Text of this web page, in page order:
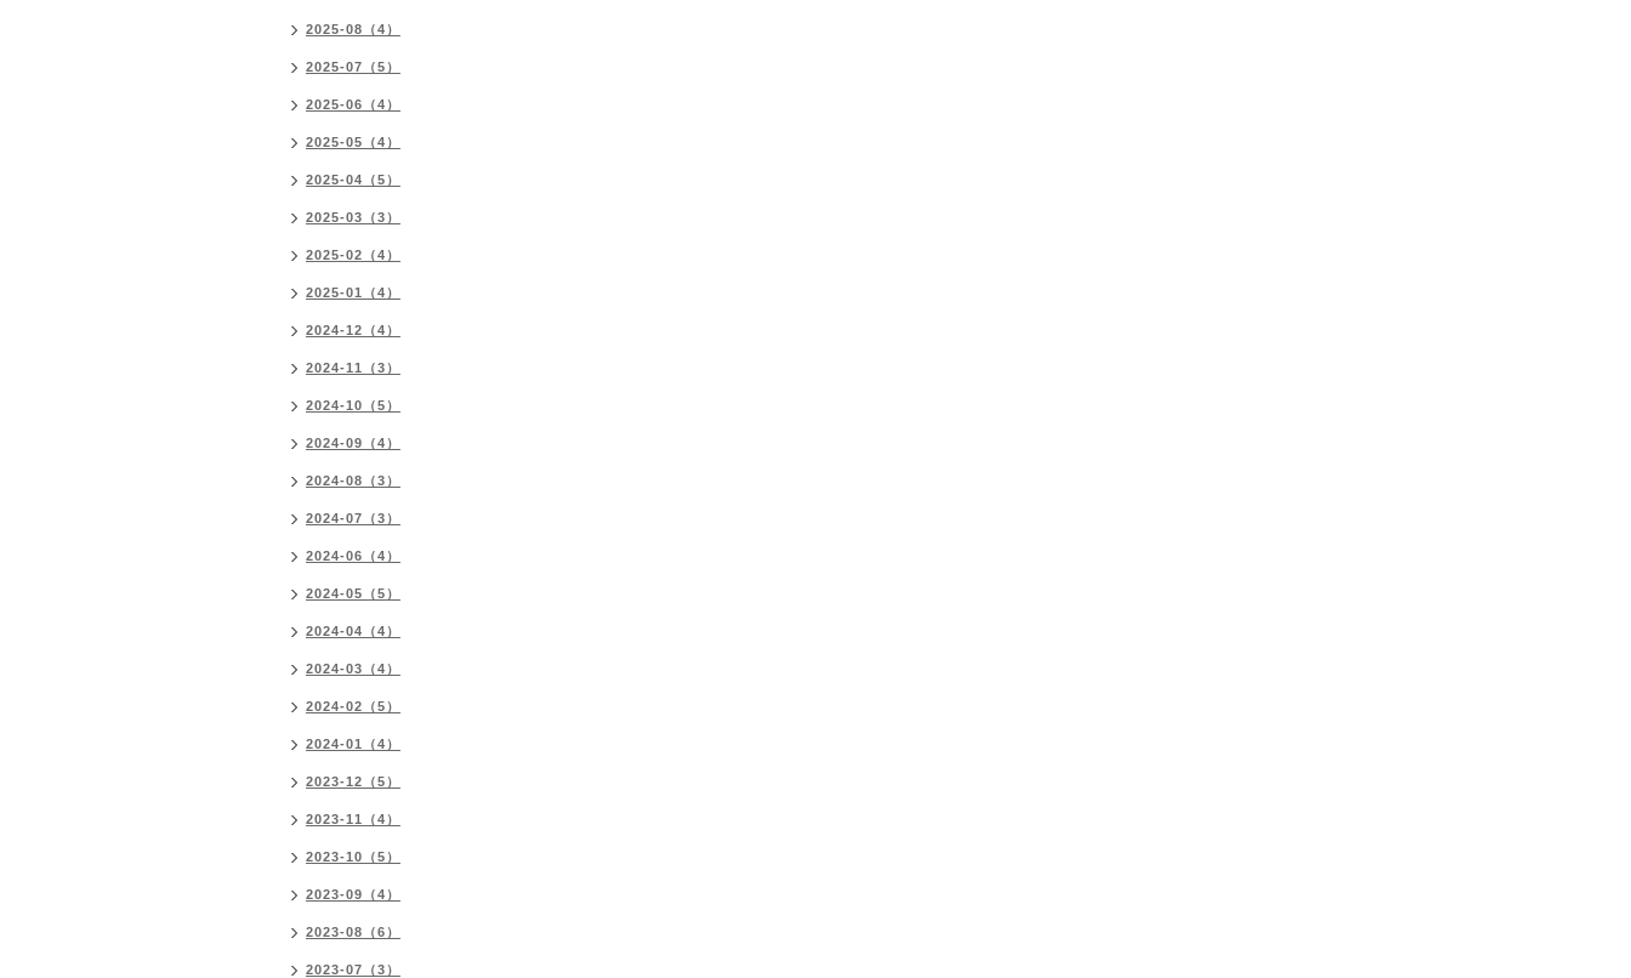
2025-08（4）
2025-07（5）
2025-06（4）
2025-05（4）
2025-04（5）
2025-03（3）
2025-02（4）
2025-01（4）
2024-12（4）
2024-11（3）
2024-10（5）
2024-09（4）
2024-08（3）
2024-07（3）
2024-06（4）
2024-05（5）
2024-04（4）
2024-03（4）
2024-02（5）
2024-01（4）
2023-12（5）
2023-11（4）
2023-10（5）
2023-09（4）
2023-08（6）
2023-07（3）